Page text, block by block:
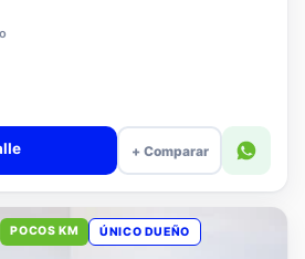
+ Comparar
POCOS KM